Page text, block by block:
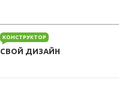
СВОЙ ДИЗАЙН
КОНСТРУКТОР